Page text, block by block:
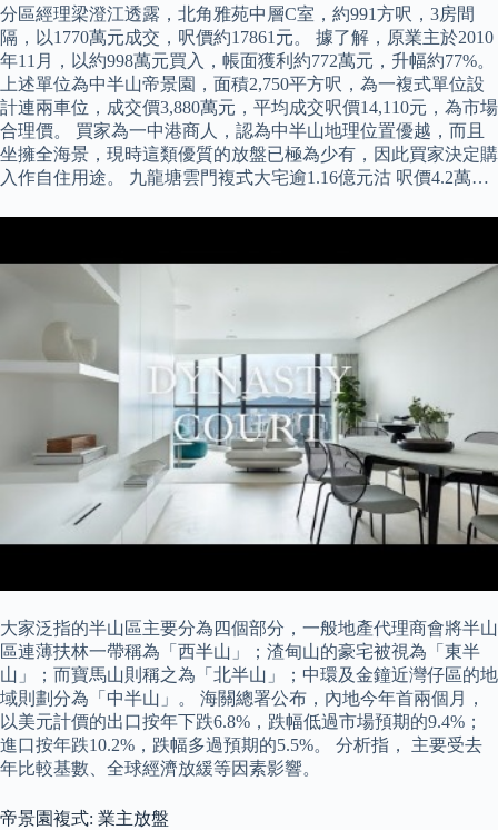
分區經理梁澄江透露，北角雅苑中層C室，約991方呎，3房間
隔，以1770萬元成交，呎價約17861元。 據了解，原業主於2010
年11月，以約998萬元買入，帳面獲利約772萬元，升幅約77%。
上述單位為中半山帝景園，面積2,750平方呎，為一複式單位設
計連兩車位，成交價3,880萬元，平均成交呎價14,110元，為市場
合理價。 買家為一中港商人，認為中半山地理位置優越，而且
坐擁全海景，現時這類優質的放盤已極為少有，因此買家決定購
入作自住用途。 九龍塘雲門複式大宅逾1.16億元沽 呎價4.2萬…
大家泛指的半山區主要分為四個部分，一般地產代理商會將半山
區連薄扶林一帶稱為「西半山」；渣甸山的豪宅被視為「東半
山」；而寶馬山則稱之為「北半山」；中環及金鐘近灣仔區的地
域則劃分為「中半山」。 海關總署公布，內地今年首兩個月，
以美元計價的出口按年下跌6.8%，跌幅低過市場預期的9.4%；
進口按年跌10.2%，跌幅多過預期的5.5%。 分析指， 主要受去
年比較基數、全球經濟放緩等因素影響。
帝景園複式: 業主放盤